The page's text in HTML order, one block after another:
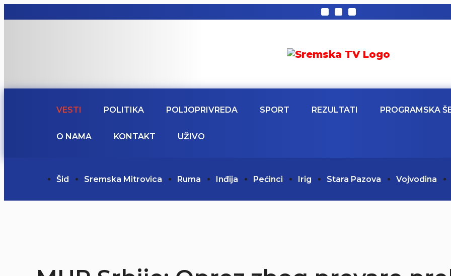
VESTI POLITIKA POLJOPRIVREDA SPORT REZULTATI PROGRAMSKA
O NAMA KONTAKT UŽIVO
Šid Sremska Mitrovica Ruma Inđija Pećinci Irig Stara Pazova Vojvodina